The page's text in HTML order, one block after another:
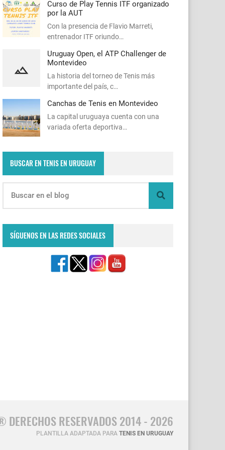
Curso de Play Tennis ITF organizado
por la AUT
Con la presencia de Flavio Marreti,
entrenador ITF oriundo…
Uruguay Open, el ATP Challenger de
Montevideo
La historia del torneo de Tenis más
importante del país, c…
Canchas de Tenis en Montevideo
La capital uruguaya cuenta con una
variada oferta deportiva…
BUSCAR EN TENIS EN URUGUAY
SÍGUENOS EN LAS REDES SOCIALES
DERECHOS RESERVADOS 2014 - 2026
PLANTILLA ADAPTADA PARA TENIS EN URUGUAY